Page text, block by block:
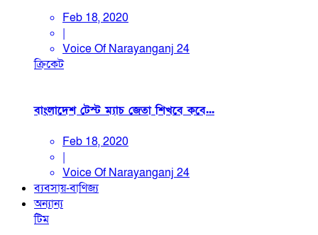
Feb 18, 2020
|
Voice Of Narayanganj 24
ক্রিকেট
বাংলাদেশ টেস্ট ম্যাচ জেতা শিখবে কবে...
Feb 18, 2020
|
Voice Of Narayanganj 24
ব্যবসায়-বাণিজ্য
অন্যান্য
টিম